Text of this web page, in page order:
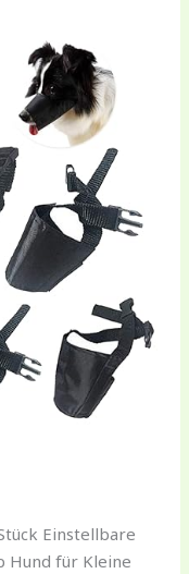
Einstellbare
Hund für Kleine